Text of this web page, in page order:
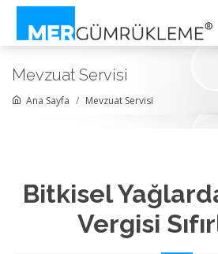
Mevzuat Servisi
Ana Sayfa Mevzuat Servisi
Bitkisel
Vergisi